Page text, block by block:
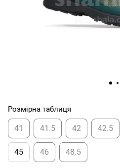
Розмірна таблиця
41 41.5 42 42.5
45 46 48.5